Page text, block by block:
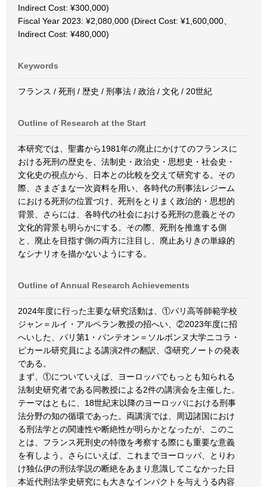
Indirect Cost: ¥300,000)
Fiscal Year 2023: ¥2,080,000 (Direct Cost: ¥1,600,000、
Indirect Cost: ¥480,000)
Keywords
フランス / 死刑 / 歴史 / 刑事法 / 政治 / 文化 / 20世紀
Outline of Research at the Start
本研究では、聖書から1981年の廃止にかけてのフランスに
おける死刑の歴史を、法制史・政治史・思想史・社会史・
文化史の視点から、日本との比較を交えて研究する。その
際、さまざまな一次資料を用い、各時代の刑事法レジーム
における死刑の位置づけ、死刑をとりまく政治的・思想的
背景、さらには、各時代の社会における死刑の意義とその
文化的背景も明らかにする。その際、死刑を推進する側
と、廃止を目指す側の両方に注目し、廃止ありきの単線的
なシナリオを描かないようにする。
Outline of Annual Research Achievements
2024年度に行った主要な研究活動は、①パリ高等師範学校
ジャン＝ルイ・アルペラン教授の招へい、②2023年度に招
へいした、パリ第1・パンテオン＝ソルボンヌ大学ニコラ・
ピカール研究員による講演2件の翻訳、③研究ノートの発表
である。
まず、①についていえば、ヨーロッパでもっとも知られる
法制史研究者である同教授による2件の講演会を主催した。
テーマはともに、18世紀末以降のヨーロッパにおける刑事
法分野の知の循環であった。両講演では、周辺諸国におけ
る刑法学との関連性や断絶性が明らかとなったが、このこ
とは、フランス死刑史の特徴を考察する際にも重要な意義
を有しよう。さらにいえば、これまでヨーロッパ、とりわ
け独仏伊の刑法学説の断絶をあまり意識してこなかった日
本近代刑法学史研究にも大きなインパクトを与えうる内容